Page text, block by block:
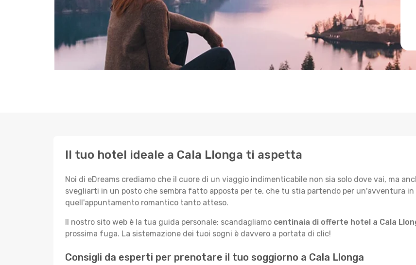
Il tuo hotel ideale a Cala Llonga ti aspetta
Noi di eDreams crediamo che il cuore di un viaggio indimenticabile non sia solo dove vai, ma
svegliarti in un posto che sembra fatto apposta per te, che tu stia partendo per un'avventura
quell'appuntamento romantico tanto atteso.
Il nostro sito web è la tua guida personale: scandagliamo centinaia di offerte hotel a Cala
prossima fuga. La sistemazione dei tuoi sogni è davvero a portata di clic!
Consigli da esperti per prenotare il tuo soggiorno a Cala Llonga